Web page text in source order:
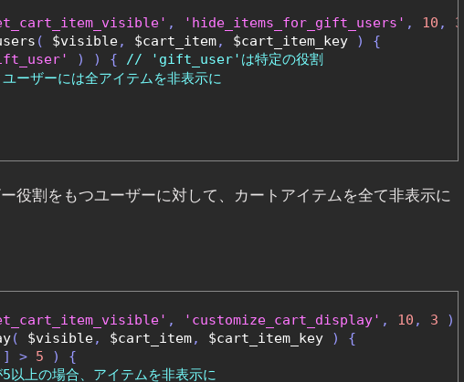
, 'hide_items_for_gift_users' , 10 , 3
( $visible, $cart_item, $cart_item_key )
{
) ) {
// 'gift_user'は特定の役割
ーザーには全アイテムを非表示に
役割をもつユーザーに対して、カートアイテムを全て非表示に
, 'customize_cart_display' , 10 , 3
);
( $visible, $cart_item, $cart_item_key )
{
] > 5 )
{
上の場合、アイテムを非表示に